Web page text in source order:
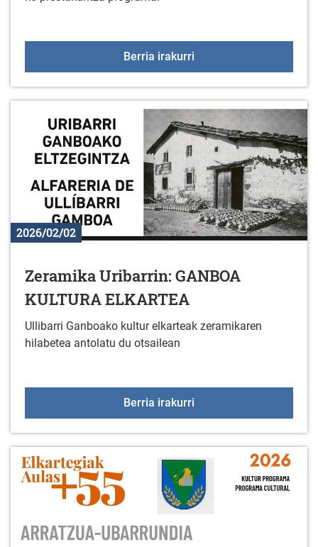
Berria irakurri
2026/02/02
Zeramika Uribarrin: GANBOA
KULTURA ELKARTEA
Ullibarri Ganboako kultur elkarteak zeramikaren
hilabetea antolatu du otsailean
Berria irakurri